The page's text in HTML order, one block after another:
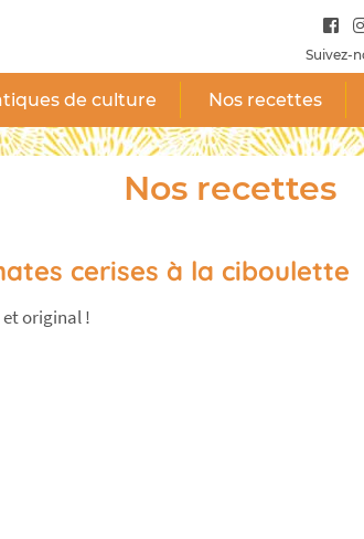
Suivez-
de culture Nos recettes
Nos recettes
cerises à la ciboulette
original !